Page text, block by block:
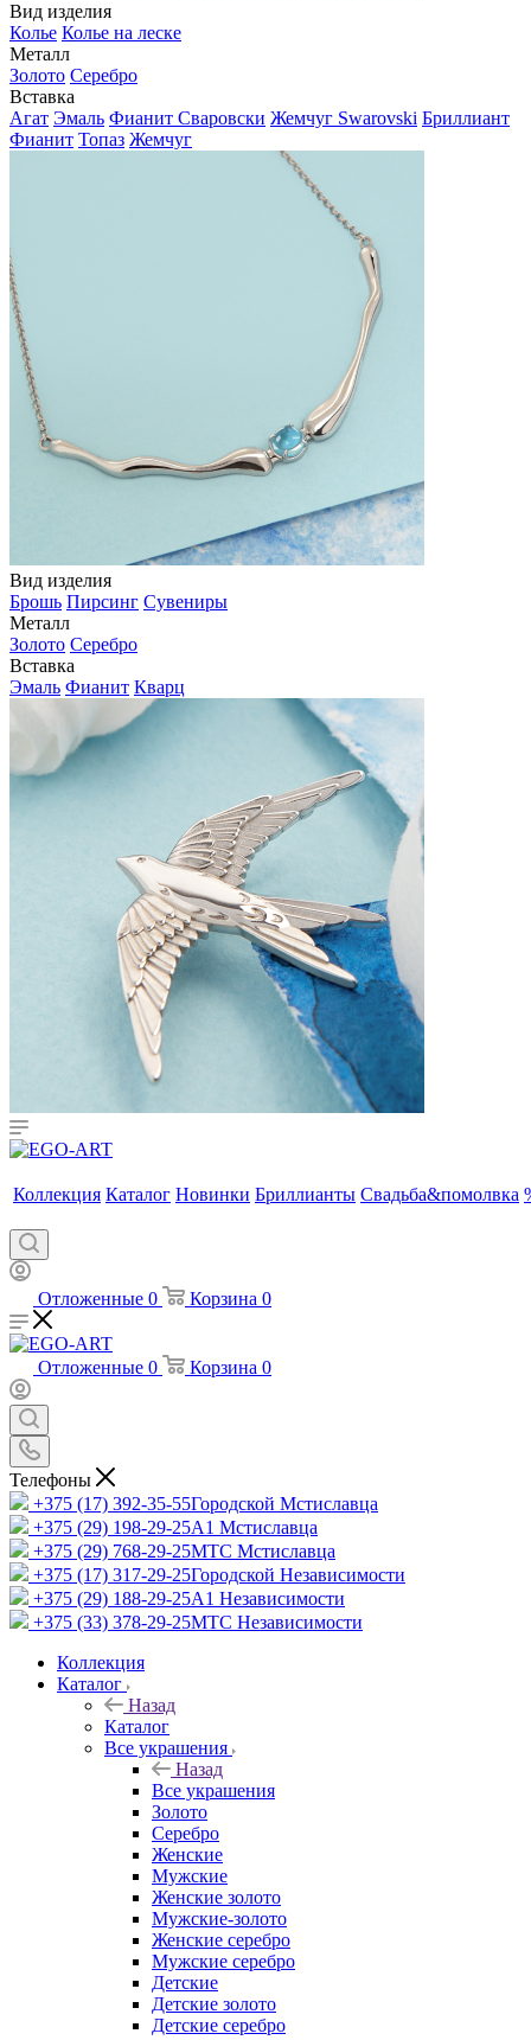
Вид изделия
Колье Колье на леске
Металл
Золото Серебро
Вставка
Агат Эмаль Фианит Сваровски Жемчуг Swarovski Бриллиант
Фианит Топаз Жемчуг
Вид изделия
Брошь Пирсинг Сувениры
Металл
Золото Серебро
Вставка
Эмаль Фианит Кварц
Коллекция Каталог Новинки Бриллианты Свадьба&помолвка
Отложенные 0 Корзина 0
Отложенные 0 Корзина 0
Телефоны
+375 (17) 392-35-55Городской Мстиславца
+375 (29) 198-29-25A1 Мстиславца
+375 (29) 768-29-25МТС Мстиславца
+375 (17) 317-29-25Городской Независимости
+375 (29) 188-29-25A1 Независимости
+375 (33) 378-29-25МТС Независимости
Коллекция
Каталог
Назад
Каталог
Все украшения
Назад
Все украшения
Золото
Серебро
Женские
Мужские
Женские золото
Мужские-золото
Женские серебро
Мужские серебро
Детские
Детские золото
Детские серебро